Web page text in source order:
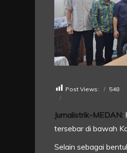
Post Views: 548
Jurnalistrik-MEDAN:
tersebar di bawah
Selain sebagai